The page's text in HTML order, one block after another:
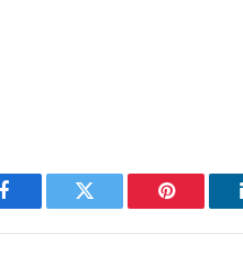
Facebook Twitter Pinterest